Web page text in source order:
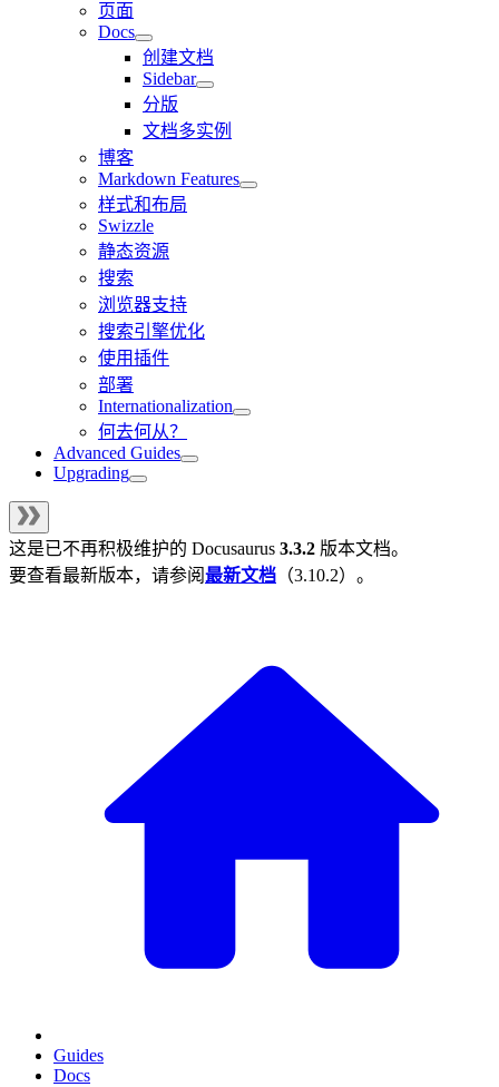
页面
Docs
创建文档
Sidebar
分版
文档多实例
博客
Markdown Features
样式和布局
Swizzle
静态资源
搜索
浏览器支持
搜索引擎优化
使用插件
部署
Internationalization
何去何从？
Advanced Guides
Upgrading
这是已不再积极维护的 Docusaurus 3.3.2 版本文档。
要查看最新版本，请参阅最新文档 （3.10.2）。
Guides
Docs